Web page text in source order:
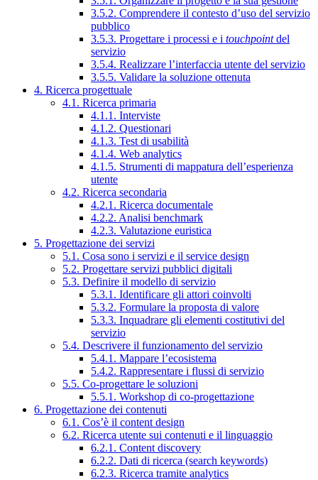
3.5.2. Comprendere il contesto d’uso del servizio
pubblico
3.5.3. Progettare i processi e i touchpointdel
servizio
3.5.4. Realizzare l’interfaccia utente del servizio
3.5.5. Validare la soluzione ottenuta
4. Ricerca progettuale
4.1. Ricerca primaria
4.1.1. Interviste
4.1.2. Questionari
4.1.3. Test di usabilità
4.1.4. Web analytics
4.1.5. Strumenti di mappatura dell’esperienza
utente
4.2. Ricerca secondaria
4.2.1. Ricerca documentale
4.2.2. Analisi benchmark
4.2.3. Valutazione euristica
5. Progettazione dei servizi
5.1. Cosa sono i servizi e il service design
5.2. Progettare servizi pubblici digitali
5.3. Definire il modello di servizio
5.3.1. Identificare gli attori coinvolti
5.3.2. Formulare la proposta di valore
5.3.3. Inquadrare gli elementi costitutivi del
servizio
5.4. Descrivere il funzionamento del servizio
5.4.1. Mappare l’ecosistema
5.4.2. Rappresentare i flussi di servizio
5.5. Co-progettare le soluzioni
5.5.1. Workshop di co-progettazione
6. Progettazione dei contenuti
6.1. Cos’è il content design
6.2. Ricerca utente sui contenuti e il linguaggio
6.2.1. Content discovery
6.2.2. Dati di ricerca (search keywords)
6.2.3. Ricerca tramite analytics